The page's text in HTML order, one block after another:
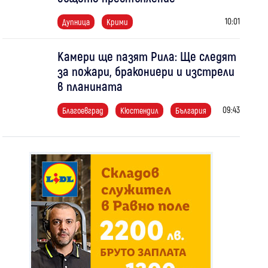
Дупница Крими 10:01
Камери ще пазят Рила: Ще следят
за пожари, бракониери и изстрели
в планината
Благоевград Кюстендил България 09:43